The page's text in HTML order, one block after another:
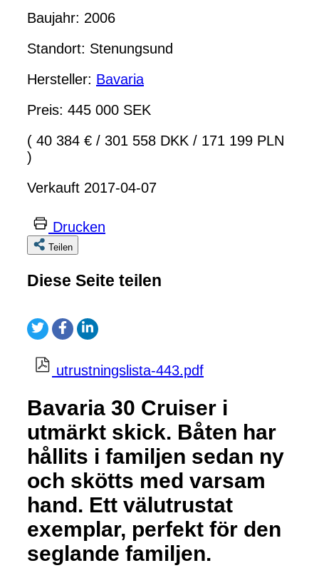
Baujahr: 2006
Standort: Stenungsund
Hersteller: Bavaria
Preis: 445 000 SEK
( 40 384 € / 301 558 DKK / 171 199 PLN
)
Verkauft 2017-04-07
Drucken
Teilen
Diese Seite teilen
utrustningslista-443.pdf
Bavaria 30 Cruiser i
utmärkt skick. Båten har
hållits i familjen sedan ny
och skötts med varsam
hand. Ett välutrustat
exemplar, perfekt för den
seglande familjen.